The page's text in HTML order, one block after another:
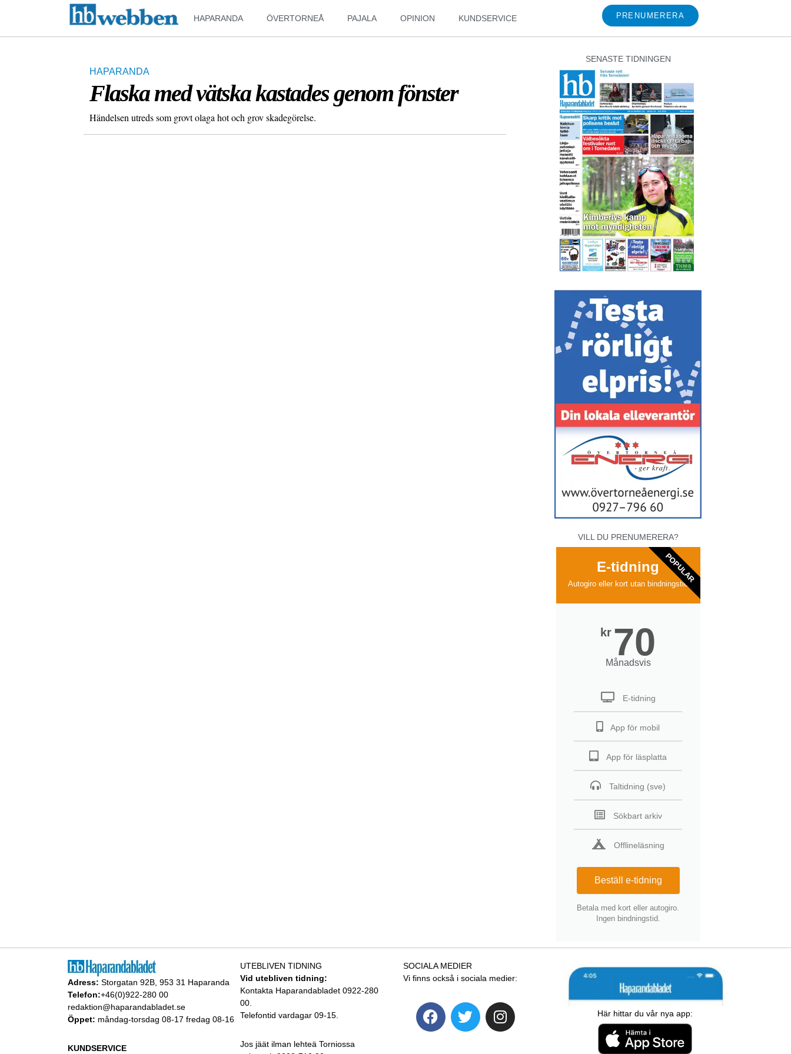
HAPARANDA ÖVERTORNEÅ PAJALA OPINION KUNDSERVICE PRENUMERERA
HAPARANDA
Flaska med vätska kastades genom fönster
Händelsen utreds som grovt olaga hot och grov skadegörelse.
SENASTE TIDNINGEN
VILL DU PRENUMERERA?
E-tidning
Autogiro eller kort utan bindningstid
kr 70
Månadsvis
E-tidning
App för mobil
App för läsplatta
Taltidning (sve)
Sökbart arkiv
Offlineläsning
Beställ e-tidning
Betala med kort eller autogiro.
Ingen bindningstid.
POPULAR
Adress: Storgatan 92B, 953 31 Haparanda
Telefon:+46(0)922-280 00
redaktion@haparandabladet.se
Öppet: måndag-torsdag 08-17 fredag 08-16
KUNDSERVICE
UTEBLIVEN TIDNING
Vid utebliven tidning:
Kontakta Haparandabladet 0922-280
00.
Telefontid vardagar 09-15.
Jos jäät ilman lehteä Torniossa
SOCIALA MEDIER
Vi finns också i sociala medier:
Här hittar du vår nya app: